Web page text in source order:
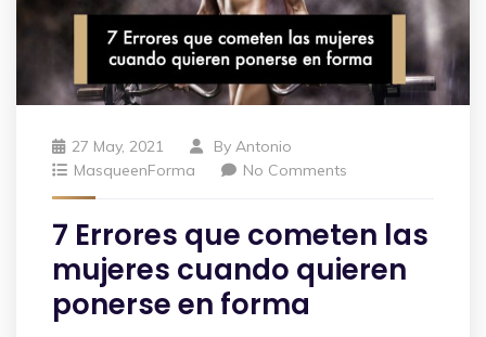
27 May, 2021 By Antonio
MasqueenForma
No Comments
7 Errores que cometen las
mujeres cuando quieren
ponerse en forma